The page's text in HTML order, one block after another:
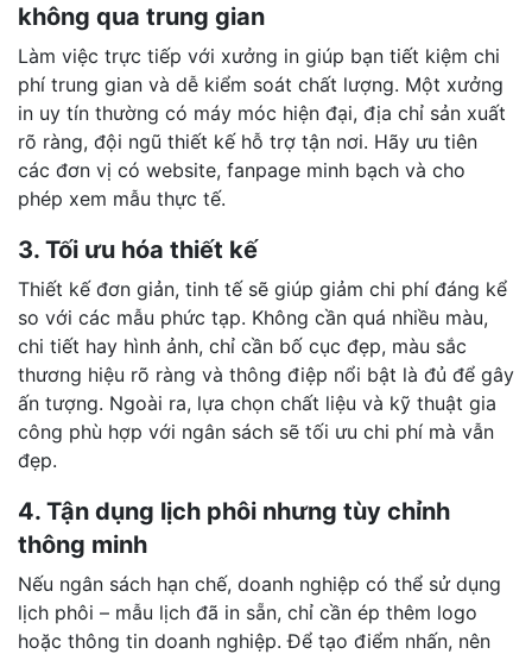
không qua trung gian
Làm việc trực tiếp với xưởng in giúp bạn tiết kiệm chi
phí trung gian và dễ kiểm soát chất lượng. Một xưởng
in uy tín thường có máy móc hiện đại, địa chỉ sản xuất
rõ ràng, đội ngũ thiết kế hỗ trợ tận nơi. Hãy ưu tiên
các đơn vị có website, fanpage minh bạch và cho
phép xem mẫu thực tế.
3. Tối ưu hóa thiết kế
Thiết kế đơn giản, tinh tế sẽ giúp giảm chi phí đáng kể
so với các mẫu phức tạp. Không cần quá nhiều màu,
chi tiết hay hình ảnh, chỉ cần bố cục đẹp, màu sắc
thương hiệu rõ ràng và thông điệp nổi bật là đủ để gây
ấn tượng. Ngoài ra, lựa chọn chất liệu và kỹ thuật gia
công phù hợp với ngân sách sẽ tối ưu chi phí mà vẫn
đẹp.
4. Tận dụng lịch phôi nhưng tùy chỉnh
thông minh
Nếu ngân sách hạn chế, doanh nghiệp có thể sử dụng
lịch phôi – mẫu lịch đã in sẵn, chỉ cần ép thêm logo
hoặc thông tin doanh nghiệp. Để tạo điểm nhấn, nên